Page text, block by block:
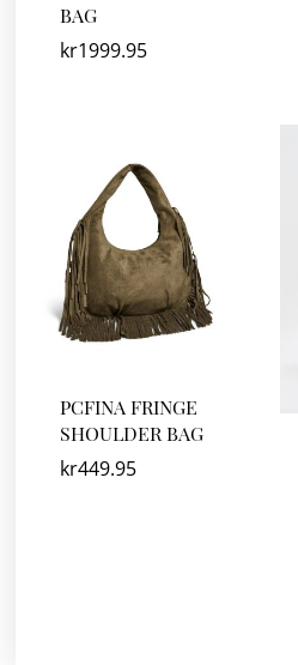
BAG
kr1999.95
PCFINA FRINGE
SHOULDER BAG
kr449.95